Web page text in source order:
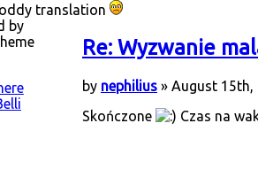
translation
Re: Wyzwanie
by nephilius » August 15th,
Skończone
Czas na
by